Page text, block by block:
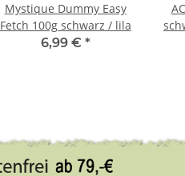
Mystique Dummy Easy
Fetch 100g schwarz / lila
6,99 € *